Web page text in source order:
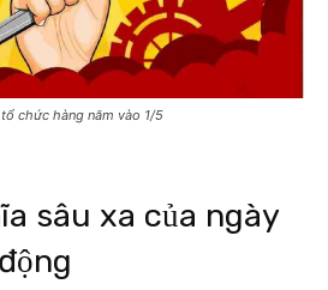
chức hàng năm vào 1/5
sâu xa của ngày